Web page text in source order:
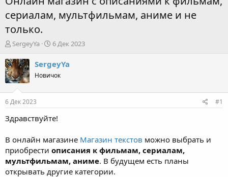
сериалам, мультфильмам, аниме и не
только.
А
т
о
р
е
м
ы
SergeyYa
Д
т
н
л
6 Дек 2023
SergeyYa
Новичок
6 Дек 2023 #1
Здравствуйте!
В онлайн магазине Магазин текстов можно выбрать и
приобрести описания к фильмам, сериалам,
мультфильмам, аниме. В будущем есть планы
открывать другие категории.